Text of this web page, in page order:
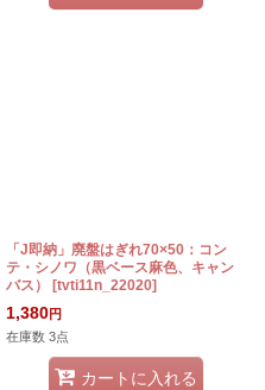
「J即納」廃盤はぎれ70×50：コン
テ・シノワ（黒ベース麻色、キャン
バス）
[tvti11n_22020]
1,380円
在庫数 3点
カートに入れる